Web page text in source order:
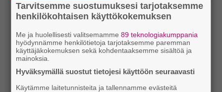
Tarvitsemme suostumuksesi tarjotaksemme
henkilökohtaisen käyttökokemuksen
Me ja huolellisesti valitsemamme89 teknologiakumppania
hyödynnämme henkilötietoja tarjotaksemme paremman
käyttäjäkokemuksen sekä kohdentaaksemme sisältöä ja
mainoksia.
Hyväksymällä suostut tietojesi käyttöön seuraavasti
Käytämme laitetunnisteita ja tallennamme evästeitä